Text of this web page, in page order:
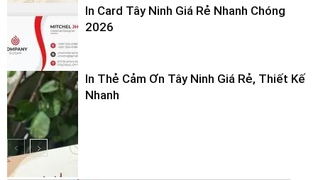
In Card Tây Ninh Giá Rẻ Nhanh Chóng
2026
In Thẻ Cảm Ơn Tây Ninh Giá Rẻ, Thiết Kế
Nhanh